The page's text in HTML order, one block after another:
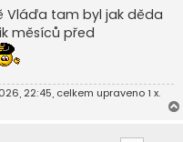
Vláďa tam byl jak děda
měsíců před
22:45, celkem upraveno 1 x.